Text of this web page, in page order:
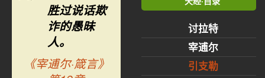
胜过说话欺
诈的愚昧
人。
《宰逋尔·箴言》
讨拉特
宰逋尔
引支勒